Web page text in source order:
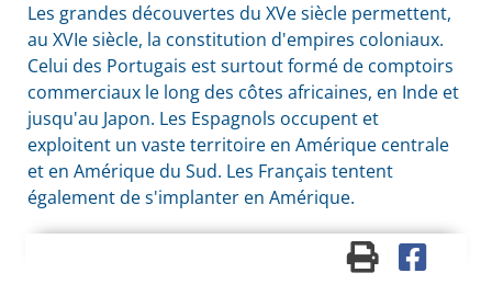
Les grandes découvertes du XVe siècle permettent,
au XVIe siècle, la constitution d'empires coloniaux.
Celui des Portugais est surtout formé de comptoirs
commerciaux le long des côtes africaines, en Inde et
jusqu'au Japon. Les Espagnols occupent et
exploitent un vaste territoire en Amérique centrale
et en Amérique du Sud. Les Français tentent
également de s'implanter en Amérique.